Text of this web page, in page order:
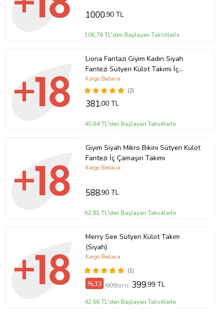
1000,90 TL
106,76 TL'den Başlayan Taksitlerle
Liona Fantazi Giyim Kadın Siyah
Fantezi Sütyen Külot Takımı İç
Çamaşırı
(2)
Kargo Bedava
381,00 TL
40,64 TL'den Başlayan Taksitlerle
Giyim Siyah Mikro Bikini Sütyen Külot
Fantezi İç Çamaşırı Takımı
Kargo Bedava
588,90 TL
62,81 TL'den Başlayan Taksitlerle
Merry See Sütyen Külot Takım
(Siyah)
(1)
Kargo Bedava
%33 600,00 TL 399,99 TL
42,66 TL'den Başlayan Taksitlerle